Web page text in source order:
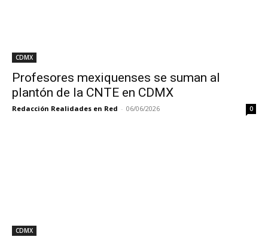
CDMX
Profesores mexiquenses se suman al
plantón de la CNTE en CDMX
Redacción Realidades en Red - 06/06/2026 0
CDMX